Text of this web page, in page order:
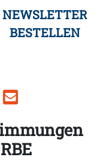
NEWSLETTER
BESTELLEN